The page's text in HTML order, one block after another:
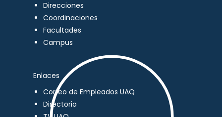
Direcciones
Coordinaciones
Facultades
Campus
Enlaces
Correo de Empleados UAQ
Directorio